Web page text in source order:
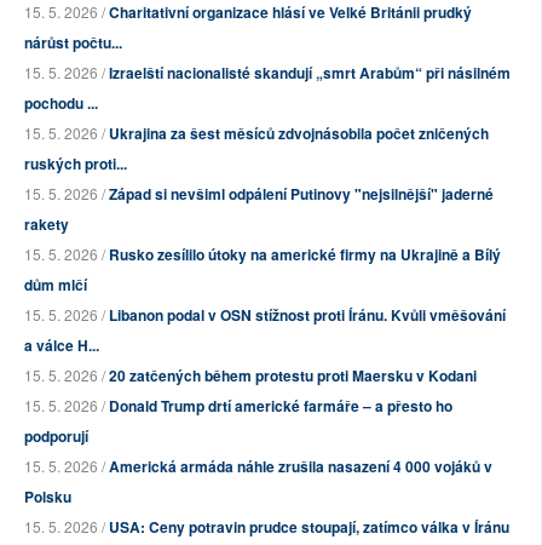
15. 5. 2026 /Charitativní organizace hlásí ve Velké Británii prudký
nárůst počtu...
15. 5. 2026 /Izraelští nacionalisté skandují „smrt Arabům“ při násilném
pochodu ...
15. 5. 2026 /Ukrajina za šest měsíců zdvojnásobila počet zničených
ruských proti...
15. 5. 2026 /Západ si nevšiml odpálení Putinovy "nejsilnější" jaderné
rakety
15. 5. 2026 /Rusko zesílilo útoky na americké firmy na Ukrajině a Bílý
dům mlčí
15. 5. 2026 /Libanon podal v OSN stížnost proti Íránu. Kvůli vměšování
a válce H...
15. 5. 2026 /20 zatčených během protestu proti Maersku v Kodani
15. 5. 2026 /Donald Trump drtí americké farmáře – a přesto ho
podporují
15. 5. 2026 /Americká armáda náhle zrušila nasazení 4 000 vojáků v
Polsku
15. 5. 2026 /USA: Ceny potravin prudce stoupají, zatímco válka v Íránu